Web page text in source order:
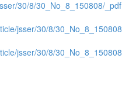
30/8/30_No_8_150808/_pdf
jsser/30/8/
jsser/30/8/